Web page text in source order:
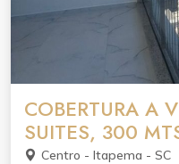
COBERTURA A
SUITES, 300
Centro - Itapema - SC